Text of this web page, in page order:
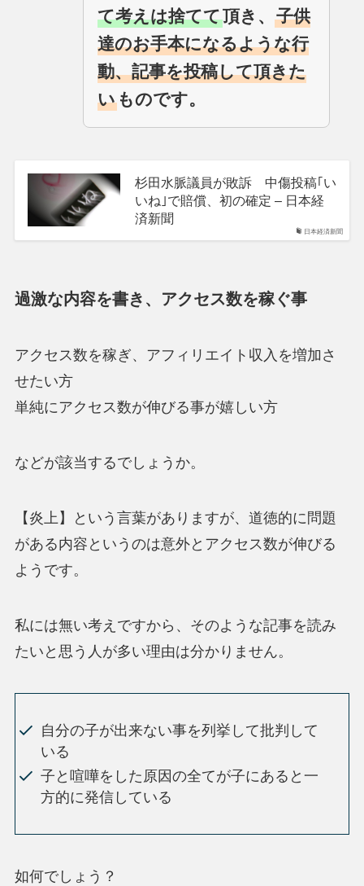
て考えは捨てて頂き、 子供
達のお手本になるような行
動、記事を投稿して頂きた
いものです。
日本経済新聞
杉田水脈議員が敗訴 中傷投稿｢い
いね｣で賠償、初の確定 – 日本経
済新聞
過激な内容を書き、アクセス数を稼ぐ事
アクセス数を稼ぎ、アフィリエイト収入を増加さ
せたい方
単純にアクセス数が伸びる事が嬉しい方
などが該当するでしょうか。
【炎上】という言葉がありますが、道徳的に問題
がある内容というのは意外とアクセス数が伸びる
ようです。
私には無い考えですから、そのような記事を読み
たいと思う人が多い理由は分かりません。
自分の子が出来ない事を列挙して批判して
いる
子と喧嘩をした原因の全てが子にあると一
方的に発信している
如何でしょう？